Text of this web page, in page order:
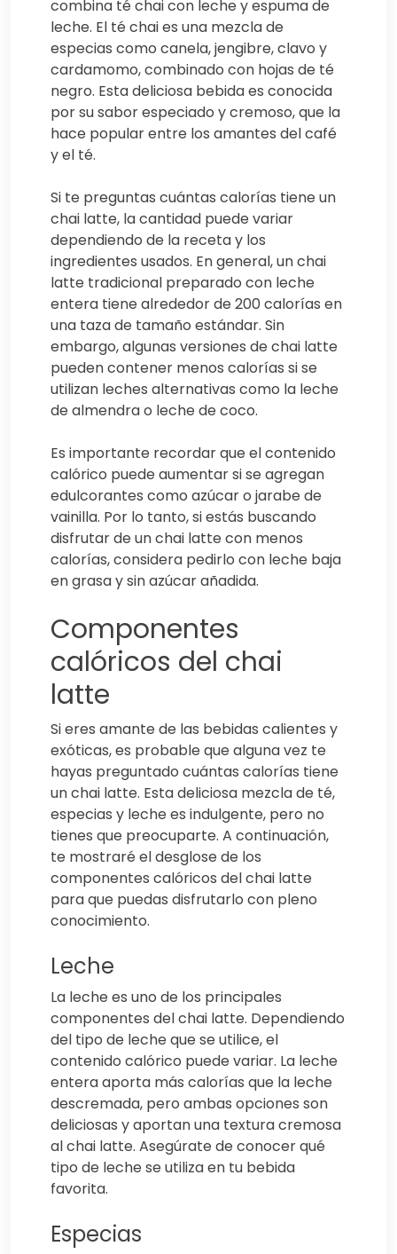
combina té chai con leche y espuma de
leche. El té chai es una mezcla de
especias como canela, jengibre, clavo y
cardamomo, combinado con hojas de té
negro. Esta deliciosa bebida es conocida
por su sabor especiado y cremoso, que la
hace popular entre los amantes del café
y el té.
Si te preguntas cuántas calorías tiene un
chai latte, la cantidad puede variar
dependiendo de la receta y los
ingredientes usados. En general, un chai
latte tradicional preparado con leche
entera tiene alrededor de 200 calorías en
una taza de tamaño estándar. Sin
embargo, algunas versiones de chai latte
pueden contener menos calorías si se
utilizan leches alternativas como la leche
de almendra o leche de coco.
Es importante recordar que el contenido
calórico puede aumentar si se agregan
edulcorantes como azúcar o jarabe de
vainilla. Por lo tanto, si estás buscando
disfrutar de un chai latte con menos
calorías, considera pedirlo con leche baja
en grasa y sin azúcar añadida.
Componentes
calóricos del chai
latte
Si eres amante de las bebidas calientes y
exóticas, es probable que alguna vez te
hayas preguntado cuántas calorías tiene
un chai latte. Esta deliciosa mezcla de té,
especias y leche es indulgente, pero no
tienes que preocuparte. A continuación,
te mostraré el desglose de los
componentes calóricos del chai latte
para que puedas disfrutarlo con pleno
conocimiento.
Leche
La leche es uno de los principales
componentes del chai latte. Dependiendo
del tipo de leche que se utilice, el
contenido calórico puede variar. La leche
entera aporta más calorías que la leche
descremada, pero ambas opciones son
deliciosas y aportan una textura cremosa
al chai latte. Asegúrate de conocer qué
tipo de leche se utiliza en tu bebida
favorita.
Especias